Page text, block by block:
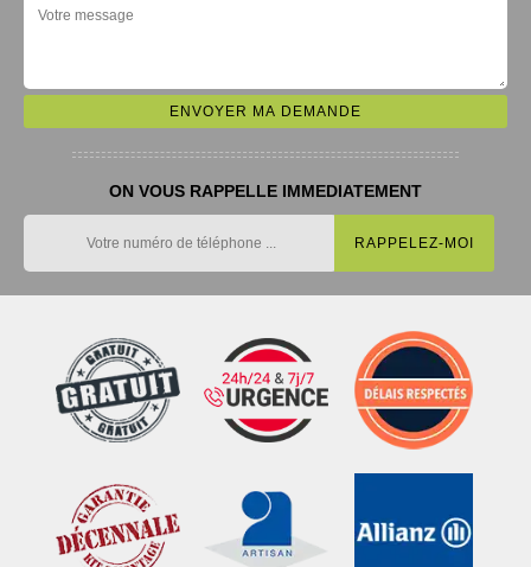
ON VOUS RAPPELLE IMMEDIATEMENT